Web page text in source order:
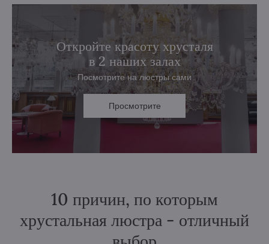
Откройте красоту хрусталя
в 2 наших залах
Посмотрите на люстры сами
Просмотрите
10 причин, по которым
хрустальная люстра - отличный